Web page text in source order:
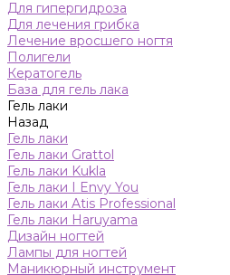
Для гипергидроза
Для лечения грибка
Лечение вросшего ногтя
Полигели
Кератогель
База для гель лака
Гель лаки
Назад
Гель лаки
Гель лаки Grattol
Гель лаки Kukla
Гель лаки I Envy You
Гель лаки Atis Professional
Гель лаки Haruyama
Дизайн ногтей
Лампы для ногтей
Маникюрный инструмент